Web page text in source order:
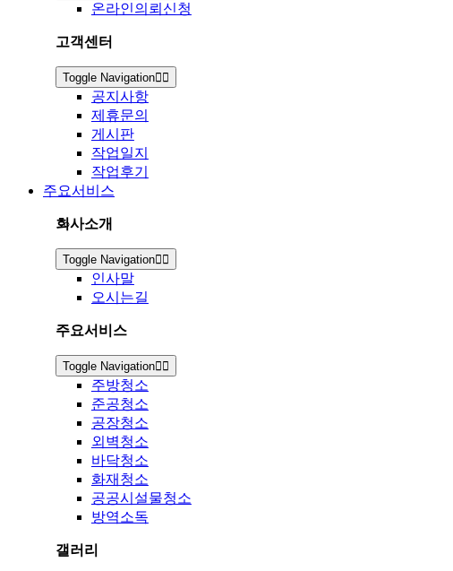
온라인의뢰신청
고객센터
Toggle Navigation
공지사항
제휴문의
게시판
작업일지
작업후기
주요서비스
회사소개
Toggle Navigation
인사말
오시는길
주요서비스
Toggle Navigation
주방청소
준공청소
공장청소
외벽청소
바닥청소
화재청소
공공시설물청소
방역소독
갤러리